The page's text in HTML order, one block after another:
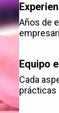
Años de
Equipo
Cada
prácticas